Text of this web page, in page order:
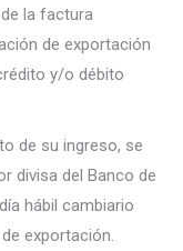
la factura
de exportación
y/o débito
de su ingreso, se
divisa del Banco de
hábil cambiario
exportación.